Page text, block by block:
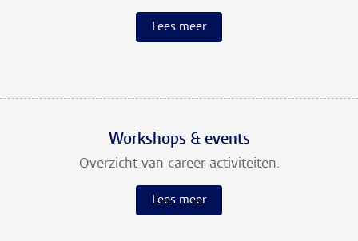
Lees meer
Workshops & events
Overzicht van career activiteiten.
Lees meer